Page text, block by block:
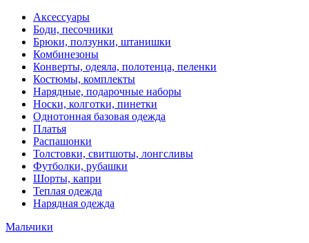
Аксессуары
Боди, песочники
Брюки, ползунки, штанишки
Комбинезоны
Конверты, одеяла, полотенца, пеленки
Костюмы, комплекты
Нарядные, подарочные наборы
Носки, колготки, пинетки
Однотонная базовая одежда
Платья
Распашонки
Толстовки, свитшоты, лонгсливы
Футболки, рубашки
Шорты, капри
Теплая одежда
Нарядная одежда
Мальчики